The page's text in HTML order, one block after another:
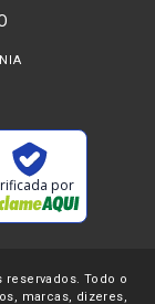
por
reservados. Todo o
marcas, dizeres,